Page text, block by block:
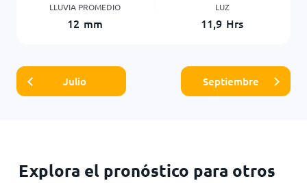
LLUVIA PROMEDIO
12 mm
LUZ
11,9 Hrs
Julio Septiembre
Explora el pronóstico para otros